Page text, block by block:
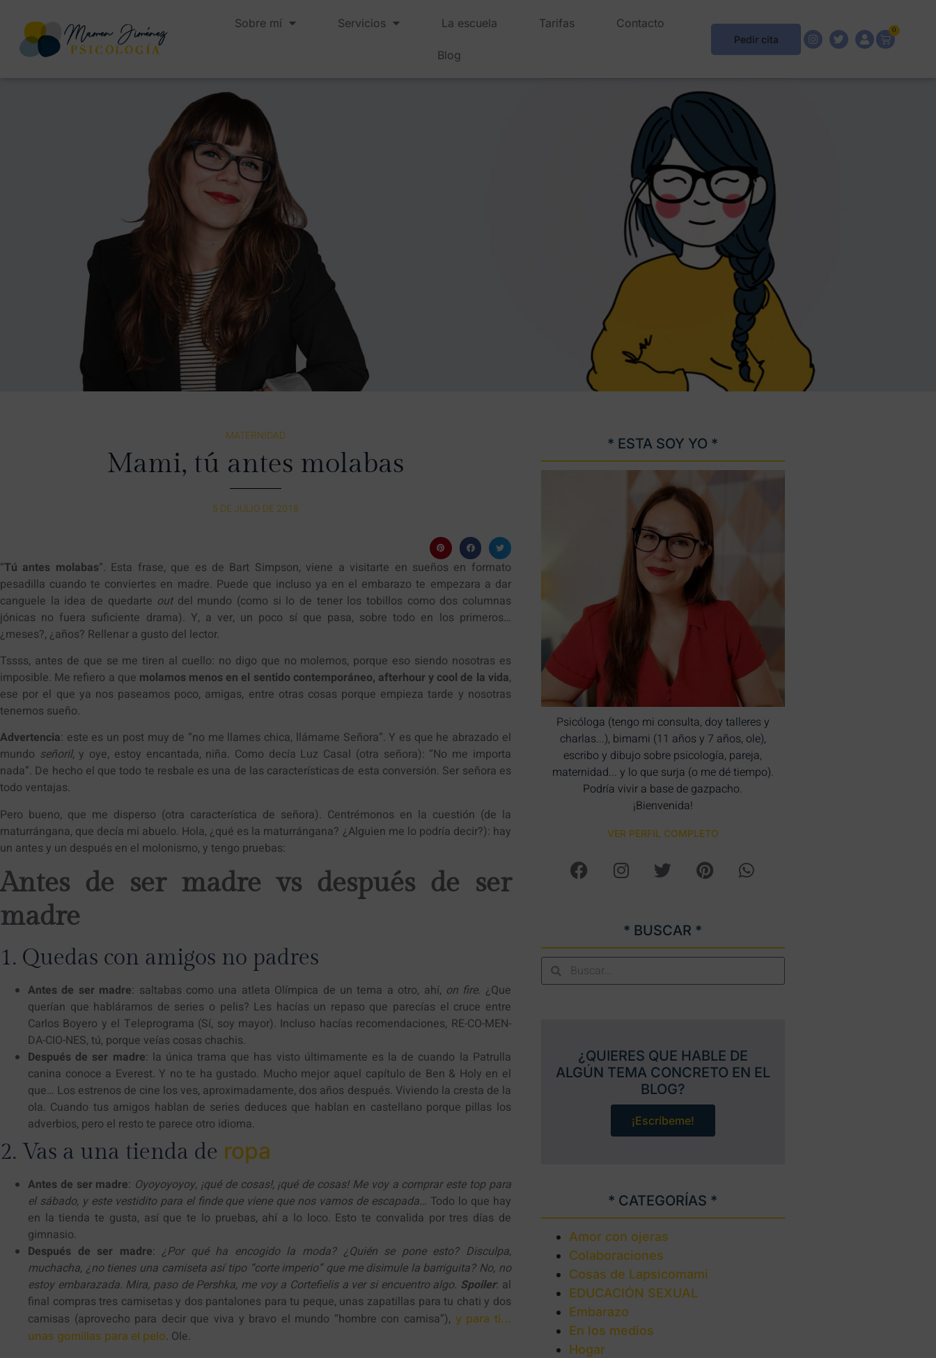
Sobre mí Servicios La escuela Tarifas Contacto
Blog
Pedir cita
0
MATERNIDAD
Mami, tú antes molabas
5 DE JULIO DE 2018
“Tú antes molabas“. Esta frase, que es de Bart Simpson, viene a visitarte en sueños en formato
pesadilla cuando te conviertes en madre. Puede que incluso ya en el embarazo te empezara a dar
canguele la idea de quedarte out del mundo (como si lo de tener los tobillos como dos columnas
jónicas no fuera suficiente drama). Y, a ver, un poco sí que pasa, sobre todo en los primeros…
¿meses?, ¿años? Rellenar a gusto del lector.
Tssss, antes de que se me tiren al cuello: no digo que no molemos, porque eso siendo nosotras es
imposible. Me refiero a que molamos menos en el sentido contemporáneo, afterhour y cool de la vida,
ese por el que ya nos paseamos poco, amigas, entre otras cosas porque empieza tarde y nosotras
tenemos sueño.
Advertencia: este es un post muy de “no me llames chica, llámame Señora”. Y es que he abrazado el
mundo señoril, y oye, estoy encantada, niña. Como decía Luz Casal (otra señora): “No me importa
nada”. De hecho el que todo te resbale es una de las características de esta conversión. Ser señora es
todo ventajas.
Pero bueno, que me disperso (otra característica de señora). Centrémonos en la cuestión (de la
maturrángana, que decía mi abuelo. Hola, ¿qué es la maturrángana? ¿Alguien me lo podría decir?): hay
un antes y un después en el molonismo, y tengo pruebas:
Antes de ser madre vs después de ser
madre
1. Quedas con amigos no padres
Antes de ser madre: saltabas como una atleta Olímpica de un tema a otro, ahí, on fire. ¿Que
querían que habláramos de series o pelis? Les hacías un repaso que parecías el cruce entre
Carlos Boyero y el Teleprograma (Sí, soy mayor). Incluso hacías recomendaciones, RE-CO-MEN-
DA-CIO-NES, tú, porque veías cosas chachis.
Después de ser madre: la única trama que has visto últimamente es la de cuando la Patrulla
canina conoce a Everest. Y no te ha gustado. Mucho mejor aquel capítulo de Ben & Holy en el
que… Los estrenos de cine los ves, aproximadamente, dos años después. Viviendo la cresta de la
ola. Cuando tus amigos hablan de series deduces que hablan en castellano porque pillas los
adverbios, pero el resto te parece otro idioma.
2. Vas a una tienda de ropa
Antes de ser madre: Oyoyoyoyoy, ¡qué de cosas!, ¡qué de cosas! Me voy a comprar este top para
el sábado, y este vestidito para el finde que viene que nos vamos de escapada… Todo lo que hay
en la tienda te gusta, así que te lo pruebas, ahí a lo loco. Esto te convalida por tres días de
gimnasio.
Después de ser madre: ¿Por qué ha encogido la moda? ¿Quién se pone esto? Disculpa,
muchacha, ¿no tienes una camiseta así tipo “corte imperio” que me disimule la barriguita? No, no
estoy embarazada. Mira, paso de Pershka, me voy a Cortefielis a ver si encuentro algo. Spoiler: al
final compras tres camisetas y dos pantalones para tu peque, unas zapatillas para tu chati y dos
camisas (aprovecho para decir que viva y bravo el mundo “hombre con camisa”), y para ti…
unas gomillas para el pelo. Ole.
* ESTA SOY YO *
Psicóloga (tengo mi consulta, doy talleres y
charlas...), bimami (11 años y 7 años, ole),
escribo y dibujo sobre psicología, pareja,
maternidad... y lo que surja (o me dé tiempo).
Podría vivir a base de gazpacho.
¡Bienvenida!
VER PERFIL COMPLETO
* BUSCAR *
¿QUIERES QUE HABLE DE
ALGÚN TEMA CONCRETO EN EL
BLOG?
¡Escríbeme!
* CATEGORÍAS *
Amor con ojeras
Colaboraciones
Cosas de Lapsicomami
EDUCACIÓN SEXUAL
Embarazo
En los medios
Hogar